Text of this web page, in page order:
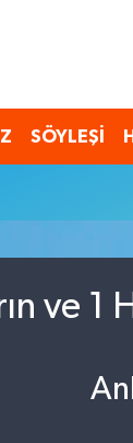
SÖYLEŞİ
ve 1